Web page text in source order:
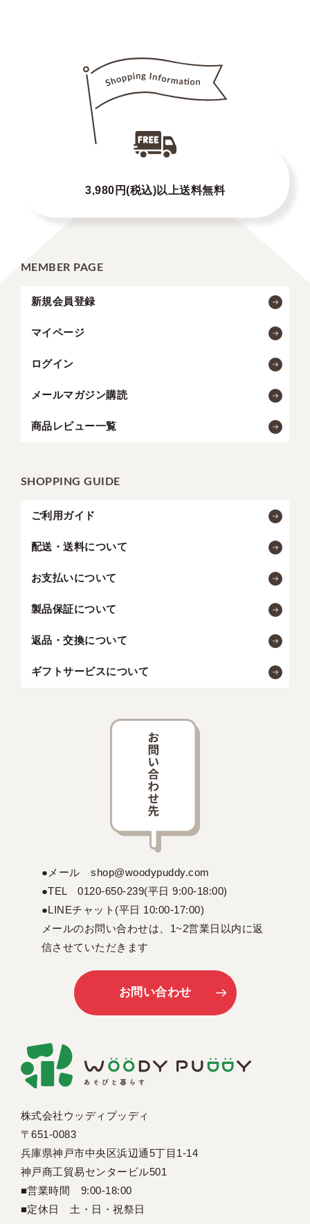
3,980円(税込)以上送料無料
MEMBER PAGE
新規会員登録
マイページ
ログイン
メールマガジン購読
商品レビュー一覧
SHOPPING GUIDE
ご利用ガイド
配送・送料について
お支払いについて
製品保証について
返品・交換について
ギフトサービスについて
株式会社ウッディプッディ
〒651-0083
兵庫県神戸市中央区浜辺通5丁目1-14
神戸商工貿易センタービル501
■営業時間 9:00-18:00
■定休日 土・日・祝祭日
●メール shop@woodypuddy.com
●TEL 0120-650-239(平日 9:00-18:00)
●LINEチャット(平日 10:00-17:00)
メールのお問い合わせは、1~2営業日以内に返
信させていただきます
お問い合わせ